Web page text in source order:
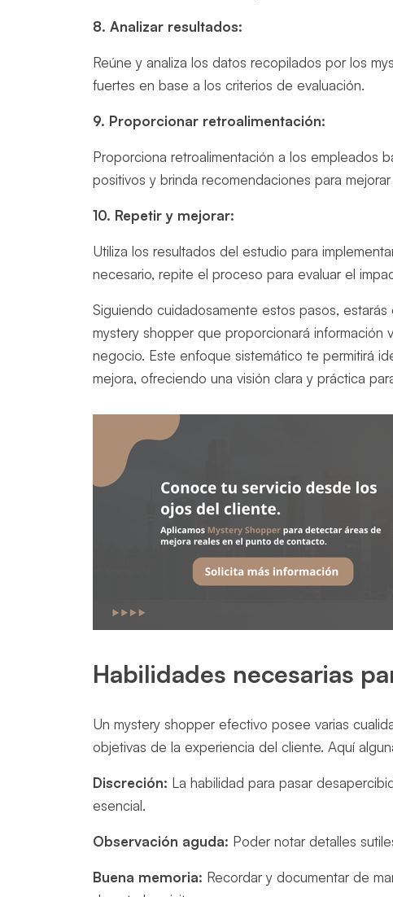
8. Analizar resultados:
Reúne y analiza los datos recopilados por los
fuertes en base a los criterios de evaluación.
9. Proporcionar retroalimentación:
Proporciona retroalimentación a los empleados
positivos y brinda recomendaciones para
10. Repetir y mejorar:
Utiliza los resultados del estudio para
necesario, repite el proceso para evaluar el
Siguiendo cuidadosamente estos pasos,
mystery shopper que proporcionará
negocio. Este enfoque sistemático te permitirá
mejora, ofreciendo una visión clara y práctica
Habilidades necesarias
Un mystery shopper efectivo posee varias
objetivas de la experiencia del cliente. Aquí
Discreción: La habilidad para pasar
esencial.
Observación aguda: Poder notar detalles
Buena memoria: Recordar y documentar de